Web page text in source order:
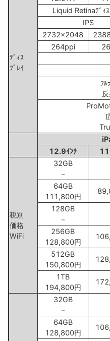
ﾃﾞｨｽ
ﾌﾟﾚｲ
Liquid Retinaﾃﾞｨｽ
IPS
2732x2048
264ppi
ﾌﾙ
12.9ｲﾝﾁ
税別
価格
WiFi
32GB
－
64GB
111,800円
128GB
－
256GB
128,800円
512GB
150,800円
1TB
194,800円
32GB
－
64GB
128,800円